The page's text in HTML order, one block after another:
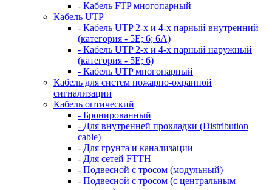
- Кабель FTP многопарный
Кабель UTP
- Кабель UTP 2-х и 4-х парный внутренний
(категория - 5Е; 6; 6А)
- Кабель UTP 2-х и 4-х парный наружный
(категория - 5Е; 6)
- Кабель UTP многопарный
Кабель для систем пожарно-охранной
сигнализации
Кабель оптический
- Бронированный
- Для внутренней прокладки (Distribution
cable)
- Для грунта и канализации
- Для сетей FTTH
- Подвесной с тросом (модульный)
- Подвесной с тросом (с центральным